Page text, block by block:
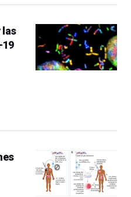
las
19